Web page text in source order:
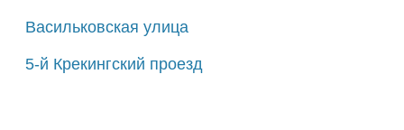
Васильковская улица
5-й Крекингский проезд